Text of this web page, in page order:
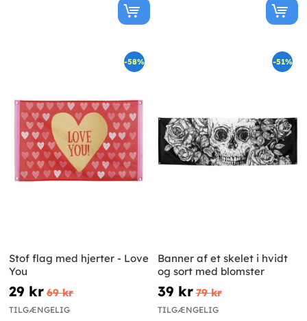
-58%
Stof flag med hjerter - Love
You
29 kr 69 kr
TILGÆNGELIG
-51%
Banner af et skelet i hvidt
og sort med blomster
39 kr 79 kr
TILGÆNGELIG